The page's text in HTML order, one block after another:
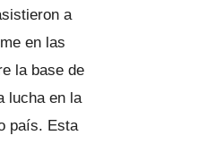
a
en las
la base de
lucha en la
país. Esta